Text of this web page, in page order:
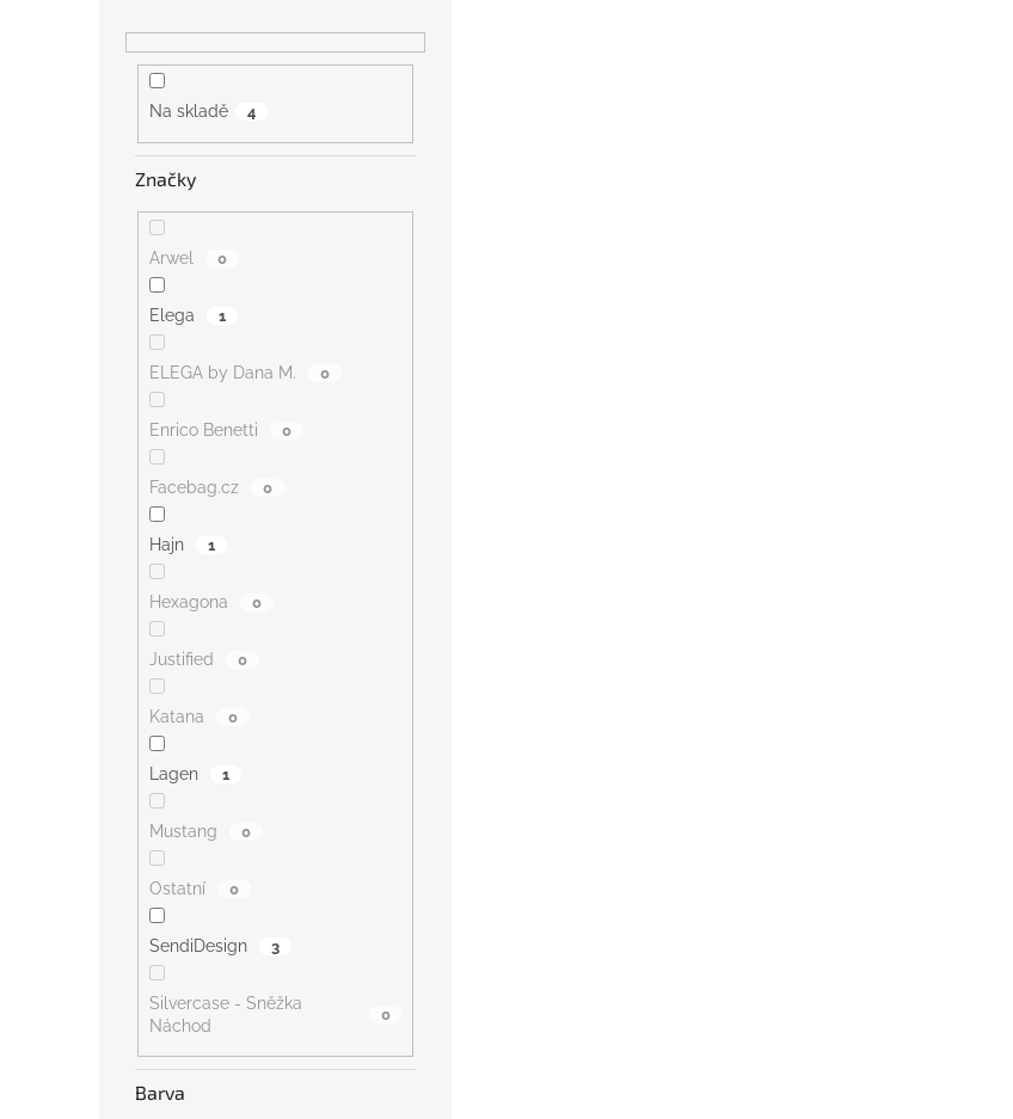
Na skladě 4
Značky
Arwel 0
Elega 1
ELEGA by Dana M. 0
Enrico Benetti 0
Facebag.cz 0
Hajn 1
Hexagona 0
Justified 0
Katana 0
Lagen 1
Mustang 0
Ostatní 0
SendiDesign 3
Silvercase - Sněžka
Náchod
0
Barva